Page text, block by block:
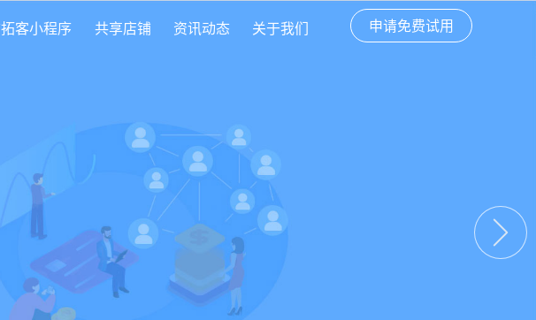
客小程序 共享店铺 资讯动态 关于我们 申请免费试用